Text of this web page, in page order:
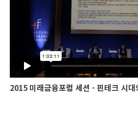
2015 미래금융포럼 세션 - 핀테크 시대